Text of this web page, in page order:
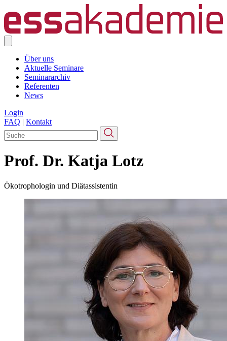
Über uns
Aktuelle Seminare
Seminararchiv
Referenten
News
Login
FAQ | Kontakt
Prof. Dr. Katja Lotz
Ökotrophologin und Diätassistentin